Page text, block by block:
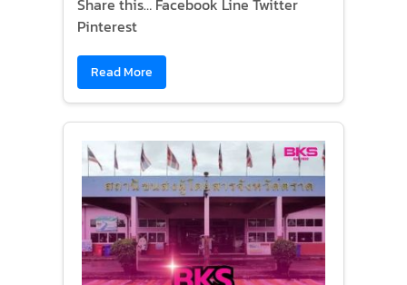
Pinterest
Read More